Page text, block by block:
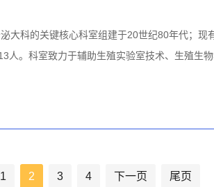
大科的关键核心科室组建于20世纪80年代；
。科室致力于辅助生殖实验室技术、生殖生
1 2 3 4 下一页 尾页